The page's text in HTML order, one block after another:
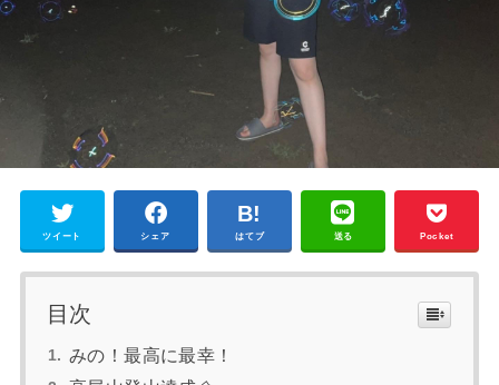
ツイート シェア はてブ 送る Pocket
目次
みの！最高に最幸！